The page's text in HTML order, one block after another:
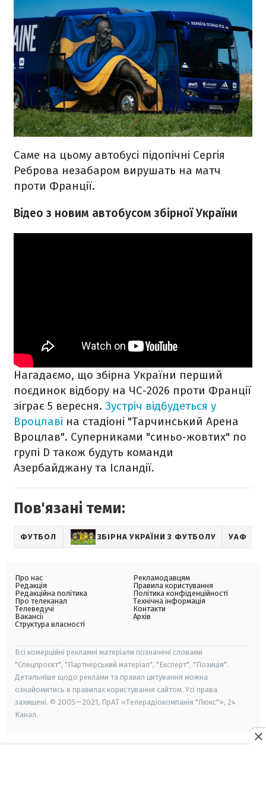
Саме на цьому автобусі підопічні Сергія
Реброва незабаром вирушать на матч
проти Франції.
Відео з новим автобусом збірної України
Нагадаємо, що збірна України перший
поєдинок відбору на ЧС-2026 проти Франції
зіграє 5 вересня. Зустріч відбудеться у
Вроцлаві на стадіоні "Тарчинський Арена
Вроцлав". Суперниками "синьо-жовтих" по
групі D також будуть команди
Азербайджану та Ісландії.
Пов'язані теми:
ФУТБОЛ ЗБІРНА УКРАЇНИ З ФУТБОЛУ УАФ
Про нас
Редакція
Редакційна політика
Про телеканал
Телеведучі
Вакансії
Структура власності
Рекламодавцям
Правила користування
Політика конфіденційності
Технічна інформація
Контакти
Архів
Всі комерційні рекламні матеріали позначені словами
"Спецпроєкт", "Партнерський матеріал", "Експерт", "Позиція".
Детальніше щодо реклами та правил цитування можна
ознайомитись в правилах користування сайтом. Усі права
захищені. © 2005—2021, ПрАТ «Телерадіокомпанія "Люкс"», 24
Канал.